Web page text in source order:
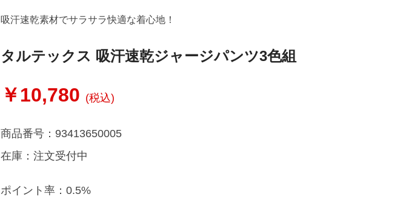
吸汗速乾素材でサラサラ快適な着心地！
タルテックス 吸汗速乾ジャージパンツ3色組
￥10,780 (税込)
商品番号： 93413650005
在庫： 注文受付中
ポイント率： 0.5%